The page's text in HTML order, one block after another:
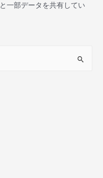
と一部データを共有してい